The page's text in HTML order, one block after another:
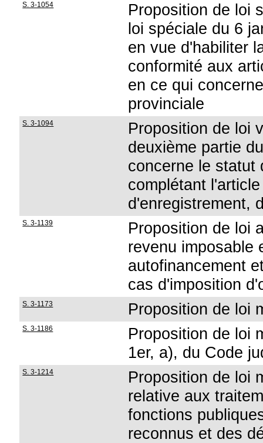
S. 3-1054
Proposition de loi
loi spéciale du 6
en vue d'habiliter
conformité aux
en ce qui
provinciale
S. 3-1094
Proposition de loi
deuxième partie
concerne le statut
complétant
d'enregistrement,
S. 3-1139
Proposition de loi
revenu imposable
autofinancement
cas d'imposition
S. 3-1173 Proposition de loi
S. 3-1186
Proposition de loi
1er, a), du Code
S. 3-1214
Proposition de loi
relative aux
fonctions
reconnus et des